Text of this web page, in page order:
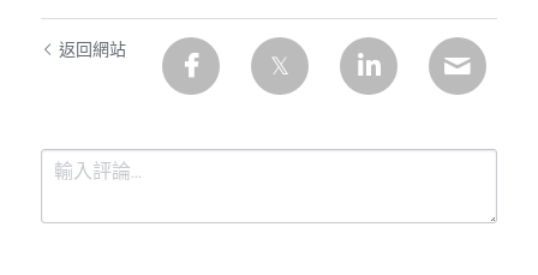
返回網站